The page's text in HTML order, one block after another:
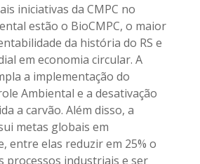
iniciativas da CMPC no
estão o BioCMPC, o maior
da história do RS e
em economia circular. A
a implementação do
Ambiental e a desativação
a carvão. Além disso, a
metas globais em
entre elas reduzir em 25% o
processos industriais e ser